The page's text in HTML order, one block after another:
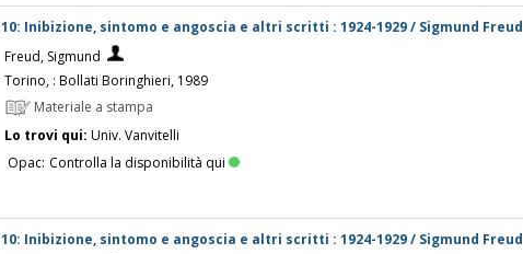
10: Inibizione, sintomo e angoscia e altri scritti : 1924-1929 / Sigmund Freud
Freud, Sigmund
Torino, : Bollati Boringhieri, 1989
Materiale a stampa
Lo trovi qui: Univ. Vanvitelli
Opac: Controlla la disponibilità qui
10: Inibizione, sintomo e angoscia e altri scritti : 1924-1929 / Sigmund Freud